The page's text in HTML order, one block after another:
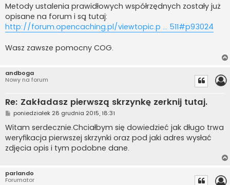
Metody ustalenia prawidłowych współrzędnych zostały już
opisane na forum i są tutaj:
http://forum.opencaching.pl/viewtopic.p ... 511#p93024
Wasz zawsze pomocny COG.
andboga
Nowy na forum
Re: Zakładasz pierwszą skrzynkę zerknij tutaj.
P
o
s
t
poniedziałek 28 grudnia 2015, 18:31
Witam serdecznie.Chciałbym się dowiedzieć jak długo trwa
weryfikacja pierwszej skrzynki oraz pod jaki adres wysłać
zdjęcia opis i tym podobne dane.
parlando
Forumator